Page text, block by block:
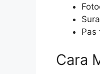
Pas
Cara